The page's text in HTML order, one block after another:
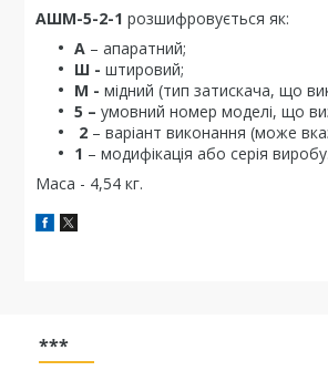
АШМ-5-2-1 розшифровується як:
А – апаратний;
Ш - штировий;
М - мідний (тип затискача, що
5 – умовний номер моделі, що
2 – варіант виконання (може
1 – модифікація або серія виробу.
Маса - 4,54 кг.
***